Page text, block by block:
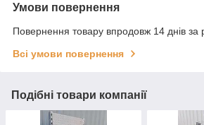
Умови повернення
Повернення товару впродовж 14 днів за
Всі умови повернення
Подібні товари компанії